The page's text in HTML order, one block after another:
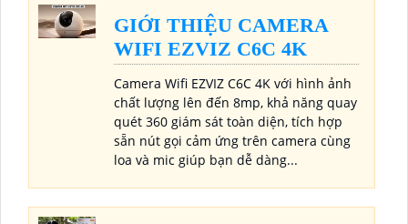
GIỚI THIỆU CAMERA
WIFI EZVIZ C6C 4K
Camera Wifi EZVIZ C6C 4K với hình ảnh
chất lượng lên đến 8mp, khả năng quay
quét 360 giám sát toàn diện, tích hợp
sẵn nút gọi cảm ứng trên camera cùng
loa và mic giúp bạn dễ dàng...